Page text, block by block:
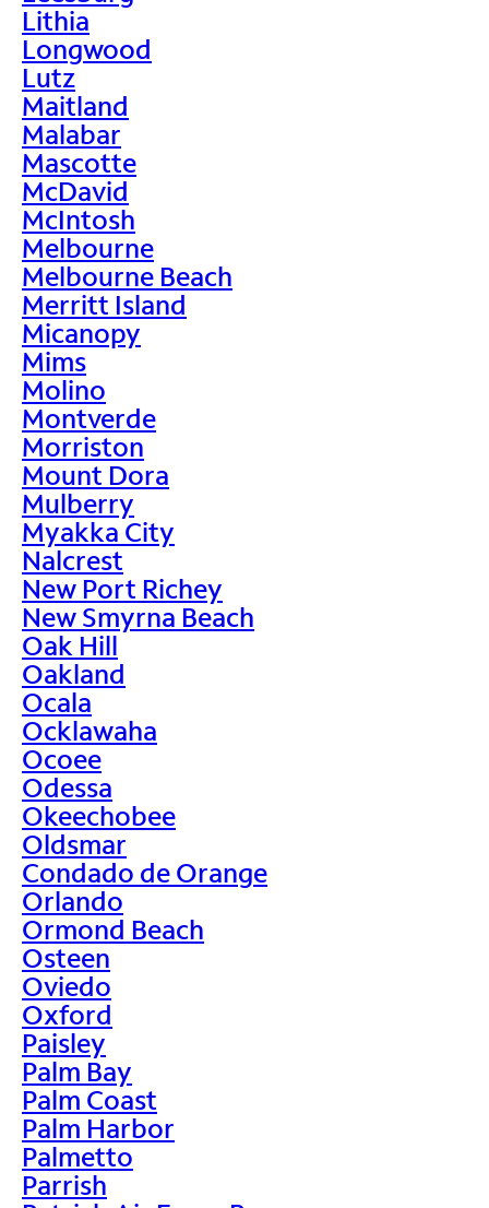
Lithia
Longwood
Lutz
Maitland
Malabar
Mascotte
McDavid
McIntosh
Melbourne
Melbourne Beach
Merritt Island
Micanopy
Mims
Molino
Montverde
Morriston
Mount Dora
Mulberry
Myakka City
Nalcrest
New Port Richey
New Smyrna Beach
Oak Hill
Oakland
Ocala
Ocklawaha
Ocoee
Odessa
Okeechobee
Oldsmar
Condado de Orange
Orlando
Ormond Beach
Osteen
Oviedo
Oxford
Paisley
Palm Bay
Palm Coast
Palm Harbor
Palmetto
Parrish